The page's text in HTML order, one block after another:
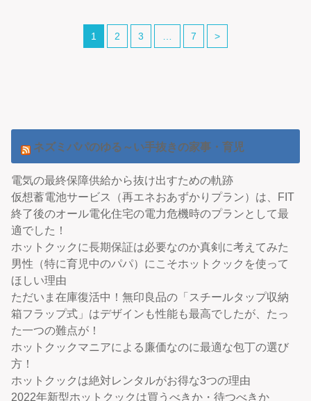
1 2 3 7 >
ネズミパパのゆる～い手抜きの家事・育児
電気の最終保障供給から抜け出すための軌跡
仮想蓄電池サービス（再エネおあずかりプラン）は、FIT
終了後のオール電化住宅の電力危機時のプランとして最
適でした！
ホットクックに長期保証は必要なのか真剣に考えてみた
男性（特に育児中のパパ）にこそホットクックを使って
ほしい理由
ただいま在庫復活中！無印良品の「スチールタップ収納
箱フラップ式」はデザインも性能も最高でしたが、たっ
た一つの難点が！
ホットクックマニアによる廉価なのに最適な包丁の選び
方！
ホットクックは絶対レンタルがお得な3つの理由
2022年新型ホットクックは買うべきか・待つべきか